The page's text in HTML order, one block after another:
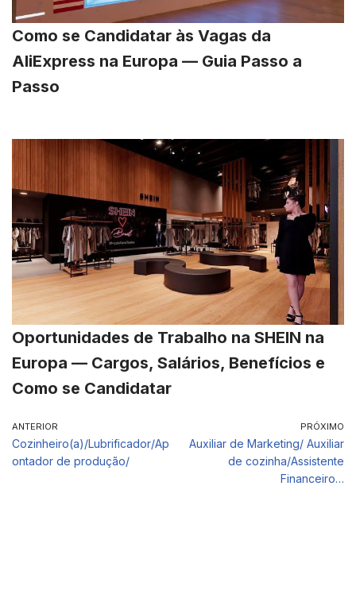
Como se Candidatar às Vagas da
AliExpress na Europa — Guia Passo a
Passo
Oportunidades de Trabalho na SHEIN na
Europa — Cargos, Salários, Benefícios e
Como se Candidatar
ANTERIOR
Cozinheiro(a)/Lubrificador/Ap
ontador de produção/
PRÓXIMO
Auxiliar de Marketing/ Auxiliar
de cozinha/Assistente
Financeiro…